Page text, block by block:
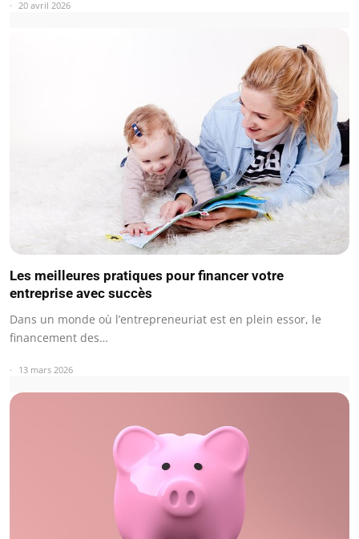
20 avril 2026
Les meilleures pratiques pour financer votre
entreprise avec succès
Dans un monde où l’entrepreneuriat est en plein essor, le
financement des…
13 mars 2026